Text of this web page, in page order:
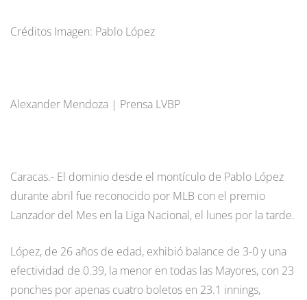
Créditos Imagen: Pablo López
Alexander Mendoza | Prensa LVBP
Caracas.- El dominio desde el montículo de Pablo López
durante abril fue reconocido por MLB con el premio
Lanzador del Mes en la Liga Nacional, el lunes por la tarde.
López, de 26 años de edad, exhibió balance de 3-0 y una
efectividad de 0.39, la menor en todas las Mayores, con 23
ponches por apenas cuatro boletos en 23.1 innings,